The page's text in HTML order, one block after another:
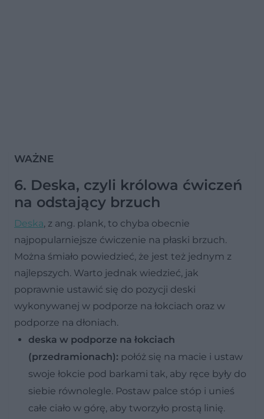
WAŻNE
6. Deska, czyli królowa ćwiczeń
na odstający brzuch
Deska, z ang. plank, to chyba obecnie
najpopularniejsze ćwiczenie na płaski brzuch.
Można śmiało powiedzieć, że jest też jednym z
najlepszych. Warto jednak wiedzieć, jak
poprawnie ustawić się do pozycji deski
wykonywanej w podporze na łokciach oraz w
podporze na dłoniach.
deska w podporze na łokciach
(przedramionach): połóż się na macie i ustaw
swoje łokcie pod barkami tak, aby ręce były do
siebie równolegle. Postaw palce stóp i unieś
całe ciało w górę, aby tworzyło prostą linię.